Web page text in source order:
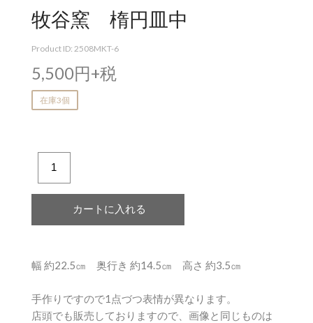
牧谷窯 楕円皿中
Product ID: 2508MKT-6
5,500円+税
在庫3個
幅 約22.5㎝ 奥行き 約14.5㎝ 高さ 約3.5㎝
手作りですので1点づつ表情が異なります。
店頭でも販売しておりますので、画像と同じものは